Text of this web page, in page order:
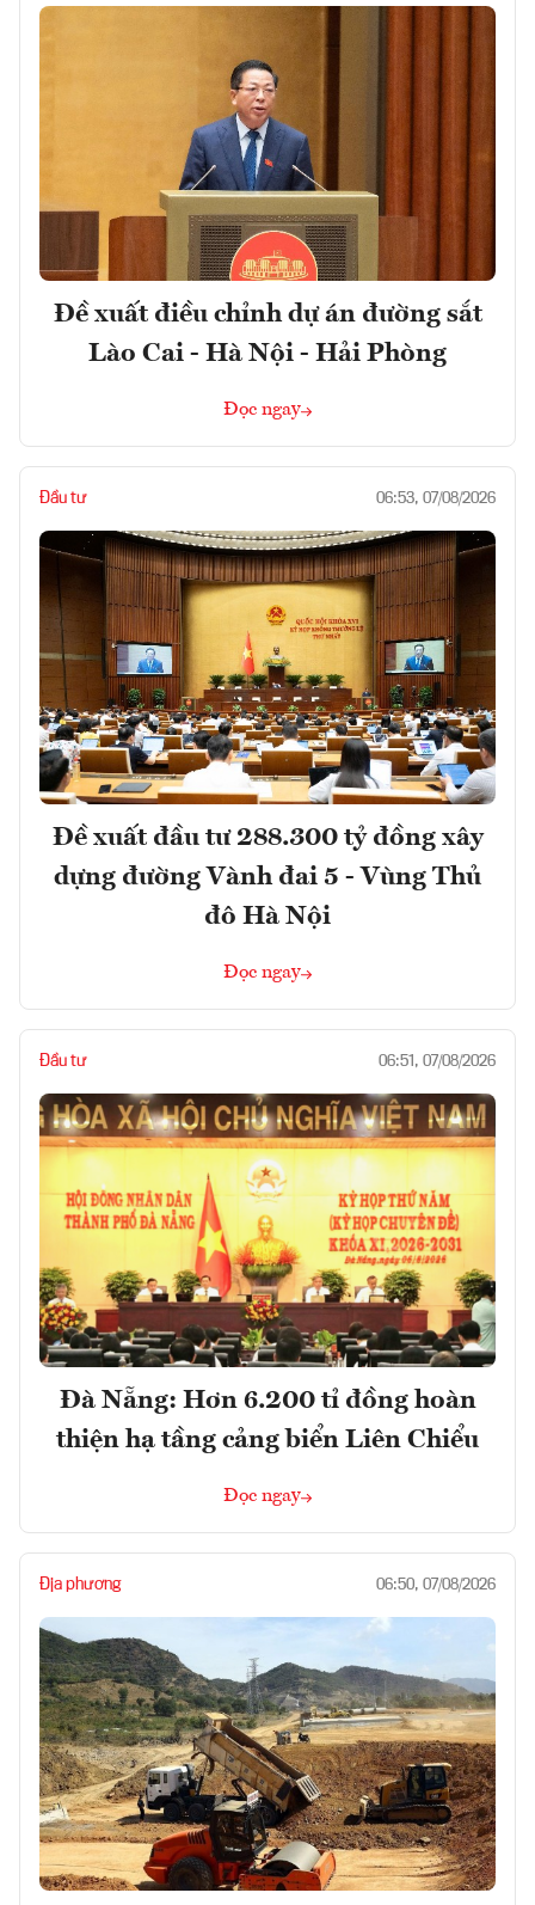
Đề xuất điều chỉnh dự án đường sắt
Lào Cai - Hà Nội - Hải Phòng
Đọc ngay
Đầu tư 06:53, 07/08/2026
Đề xuất đầu tư 288.300 tỷ đồng xây
dựng đường Vành đai 5 - Vùng Thủ
đô Hà Nội
Đọc ngay
Đầu tư 06:51, 07/08/2026
Đà Nẵng: Hơn 6.200 tỉ đồng hoàn
thiện hạ tầng cảng biển Liên Chiểu
Đọc ngay
Địa phương 06:50, 07/08/2026